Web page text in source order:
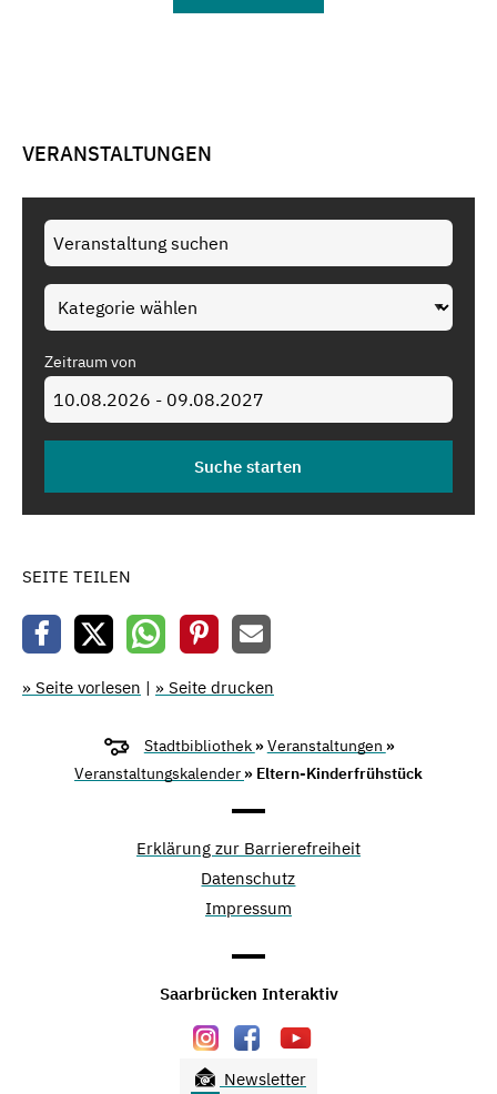
VERANSTALTUNGEN
Zeitraum von
SEITE TEILEN
» Seite vorlesen | » Seite drucken
Stadtbibliothek »Veranstaltungen »
Veranstaltungskalender » Eltern-Kinderfrühstück
Erklärung zur Barrierefreiheit
Datenschutz
Impressum
Saarbrücken Interaktiv
Newsletter